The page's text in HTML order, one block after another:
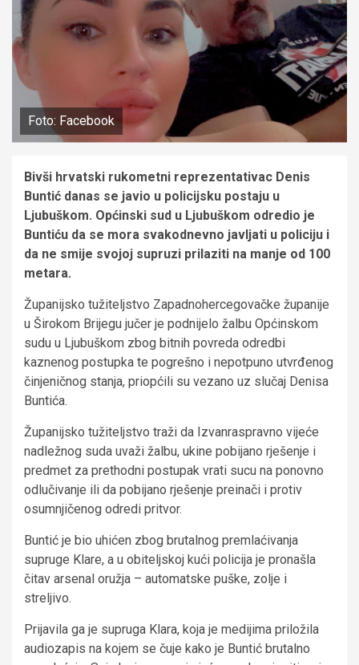
Foto: Facebook
Bivši hrvatski rukometni reprezentativac Denis
Buntić danas se javio u policijsku postaju u
Ljubuškom. Općinski sud u Ljubuškom odredio je
Buntiću da se mora svakodnevno javljati u policiju i
da ne smije svojoj supruzi prilaziti na manje od 100
metara.
Županijsko tužiteljstvo Zapadnohercegovačke županije
u Širokom Brijegu jučer je podnijelo žalbu Općinskom
sudu u Ljubuškom zbog bitnih povreda odredbi
kaznenog postupka te pogrešno i nepotpuno utvrđenog
činjeničnog stanja, priopćili su vezano uz slučaj Denisa
Buntića.
Županijsko tužiteljstvo traži da Izvanraspravno vijeće
nadležnog suda uvaži žalbu, ukine pobijano rješenje i
predmet za prethodni postupak vrati sucu na ponovno
odlučivanje ili da pobijano rješenje preinači i protiv
osumnjičenog odredi pritvor.
Buntić je bio uhićen zbog brutalnog premlaćivanja
supruge Klare, a u obiteljskoj kući policija je pronašla
čitav arsenal oružja – automatske puške, zolje i
streljivo.
Prijavila ga je supruga Klara, koja je medijima priložila
audiozapis na kojem se čuje kako je Buntić brutalno